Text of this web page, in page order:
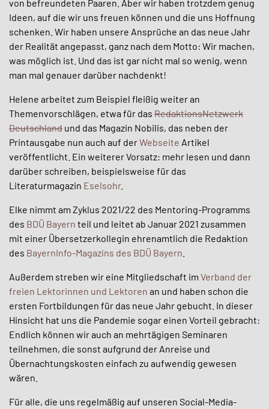
von befreundeten Paaren. Aber wir haben trotzdem genug
Ideen, auf die wir uns freuen können und die uns Hoffnung
schenken. Wir haben unsere Ansprüche an das neue Jahr
der Realität angepasst, ganz nach dem Motto: Wir machen,
was möglich ist. Und das ist gar nicht mal so wenig, wenn
man mal genauer darüber nachdenkt!
Helene arbeitet zum Beispiel fleißig weiter an
Themenvorschlägen, etwa für das RedaktionsNetzwerk
Deutschland und das Magazin Nobilis, das neben der
Printausgabe nun auch auf derWebseite Artikel
veröffentlicht. Ein weiterer Vorsatz: mehr lesen und dann
darüber schreiben, beispielsweise für das
Literaturmagazin Eselsohr.
Elke nimmt am Zyklus 2021/22 des Mentoring-Programms
des BDÜ Bayern teil und leitet ab Januar 2021 zusammen
mit einer Übersetzerkollegin ehrenamtlich die Redaktion
des BayernInfo-Magazins des BDÜ Bayern
Außerdem streben wir eine Mitgliedschaft im Verband der
freien Lektorinnen und Lektoren an und haben schon die
ersten Fortbildungen für das neue Jahr gebucht. In dieser
Hinsicht hat uns die Pandemie sogar einen Vorteil gebracht:
Endlich können wir auch an mehrtägigen Seminaren
teilnehmen, die sonst aufgrund der Anreise und
Übernachtungskosten einfach zu aufwendig gewesen
wären.
Für alle, die uns regelmäßig auf unseren Social-Media-